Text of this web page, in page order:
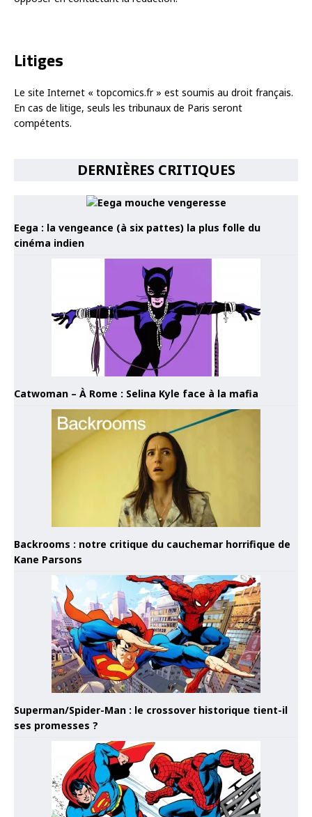
Litiges
Le site Internet « topcomics.fr » est soumis au droit français.
En cas de litige, seuls les tribunaux de Paris seront
compétents.
DERNIÈRES CRITIQUES
Eega : la vengeance (à six pattes) la plus folle du
cinéma indien
Catwoman – À Rome : Selina Kyle face à la mafia
Backrooms : notre critique du cauchemar horrifique de
Kane Parsons
Superman/Spider-Man : le crossover historique tient-il
ses promesses ?